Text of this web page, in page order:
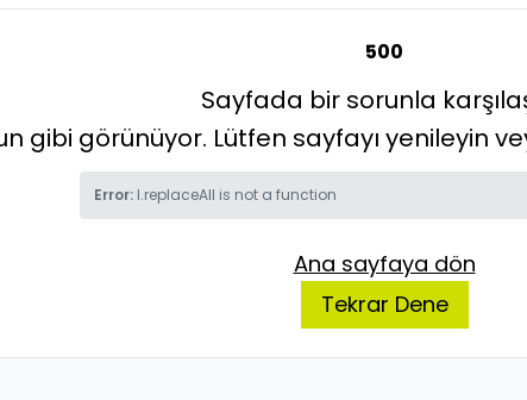
500
Sayfada bir sorunla
gibi görünüyor. Lütfen sayfayı yenileyin
Error: l.replaceAll is not a function
Ana sayfaya dön
Tekrar Dene